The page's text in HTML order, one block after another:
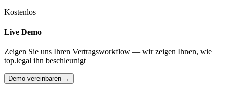
Kostenlos
Live Demo
Zeigen Sie uns Ihren Vertragsworkflow — wir zeigen Ihnen, wie
top.legal ihn beschleunigt
Demo vereinbaren →